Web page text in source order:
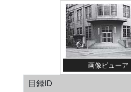
画像ビューア
目録ID